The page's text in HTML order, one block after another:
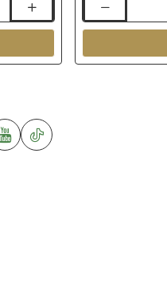
влакно
Micro